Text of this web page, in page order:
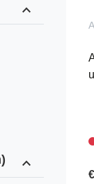
expand_less
expand_less